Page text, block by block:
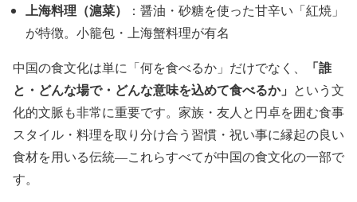
上海料理（滬菜）
：醤油・砂糖を使った甘辛い「紅焼」
が特徴。小籠包・上海蟹料理が有名
中国の食文化は単に「何を食べるか」だけでなく、
「誰
と・どんな場で・どんな意味を込めて食べるか」 という文
化的文脈も非常に重要です。家族・友人と円卓を囲む食事
スタイル・料理を取り分け合う習慣・祝い事に縁起の良い
食材を用いる伝統—これらすべてが中国の食文化の一部で
す。